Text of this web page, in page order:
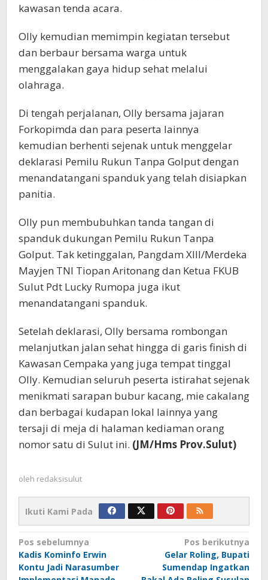
kawasan tenda acara.
Olly kemudian memimpin kegiatan tersebut
dan berbaur bersama warga untuk
menggalakan gaya hidup sehat melalui
olahraga.
Di tengah perjalanan, Olly bersama jajaran
Forkopimda dan para peserta lainnya
kemudian berhenti sejenak untuk menggelar
deklarasi Pemilu Rukun Tanpa Golput dengan
menandatangani spanduk yang telah disiapkan
panitia.
Olly pun membubuhkan tanda tangan di
spanduk dukungan Pemilu Rukun Tanpa
Golput. Tak ketinggalan, Pangdam XIII/Merdeka
Mayjen TNI Tiopan Aritonang dan Ketua FKUB
Sulut Pdt Lucky Rumopa juga ikut
menandatangani spanduk.
Setelah deklarasi, Olly bersama rombongan
melanjutkan jalan sehat hingga di garis finish di
Kawasan Cempaka yang juga tempat tinggal
Olly. Kemudian seluruh peserta istirahat sejenak
menikmati sarapan bubur kacang, mie cakalang
dan berbagai kudapan lokal lainnya yang
tersaji di meja di halaman kediaman orang
nomor satu di Sulut ini. (JM/Hms Prov.Sulut)
oleh redaksisulut
Ikuti Kami Pada
Navigasi
pos
Pos sebelumnya
Kadis Kominfo Erwin
Kontu Jadi Narasumber
Pos berikutnya
Gelar Roling, Bupati
Sumendap Ingatkan